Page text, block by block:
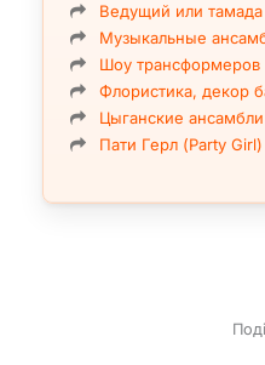
Ведущий или
Музыкальные
Шоу трансформеров
Флористика, декор
Цыганские
Пати Герл (Party